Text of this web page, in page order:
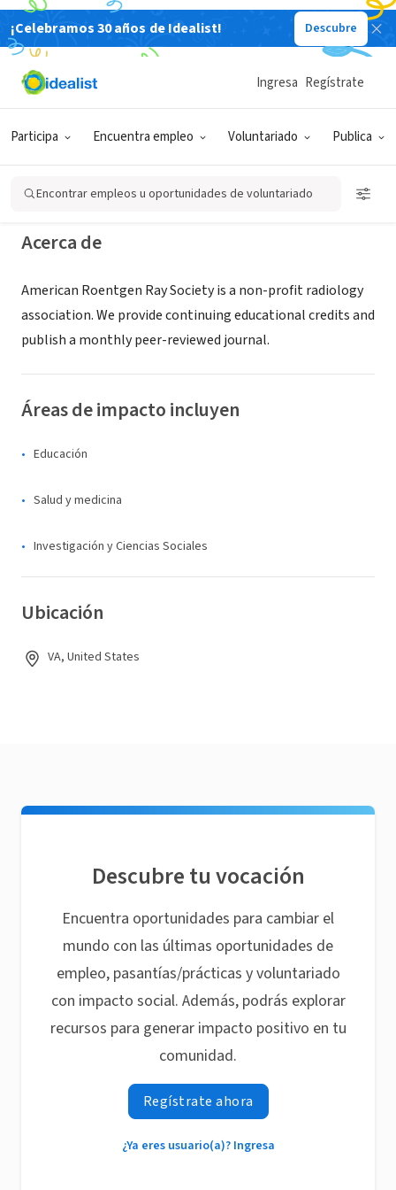
¡Celebramos 30 años de Idealist! Descubre
Participa Encuentra empleo Voluntariado Publica
Ingresa Regístrate
Encontrar empleos u oportunidades de voluntariado
ORGANIZACIÓN SIN FIN DE LUCRO
ARRS - American Roentgen Ray
Society
VA|www.arrs.org
Acerca de
American Roentgen Ray Society is a non-profit radiology
association. We provide continuing educational credits and
publish a monthly peer-reviewed journal.
Áreas de impacto incluyen
Educación
Salud y medicina
Investigación y Ciencias Sociales
Ubicación
VA, United States
Descubre tu vocación
Encuentra oportunidades para cambiar el
mundo con las últimas oportunidades de
empleo, pasantías/prácticas y voluntariado
con impacto social. Además, podrás explorar
recursos para generar impacto positivo en tu
comunidad.
Regístrate ahora
¿Ya eres usuario(a)? Ingresa